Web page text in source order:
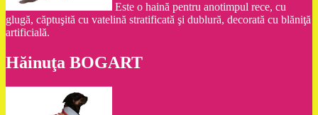
Este o haină pentru anotimpul rece, cu
glugă, căptuşită cu vatelină stratificată şi dublură, decorată cu blăniţă
artificială.
Hăinuţa BOGART